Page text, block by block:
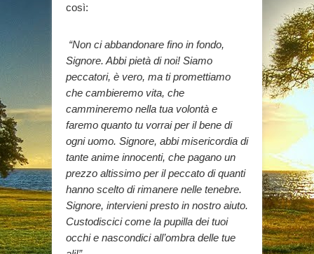
così:
“Non ci abbandonare fino in fondo,
Signore. Abbi pietà di noi! Siamo
peccatori, è vero, ma ti promettiamo
che cambieremo vita, che
cammineremo nella tua volontà e
faremo quanto tu vorrai per il bene di
ogni uomo. Signore, abbi misericordia di
tante anime innocenti, che pagano un
prezzo altissimo per il peccato di quanti
hanno scelto di rimanere nelle tenebre.
Signore, intervieni presto in nostro aiuto.
Custodiscici come la pupilla dei tuoi
occhi e nascondici all’ombra delle tue